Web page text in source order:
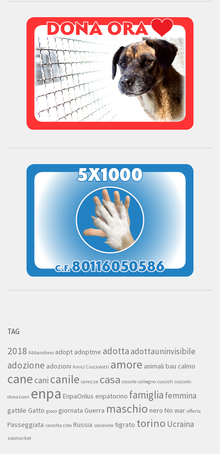
TAG
2018 Abbandono adopt adoptme adottaadottauninvisibile
adozione adozioni Amici Cucciolotti amore animali bau calmo
canecani canile carezze casa coccole collegno cuccioli cucciolo
donazioni enpa EnpaOnlus enpatorino famiglia femmina
gattile Gatto gioco giornata Guerra maschio nero No war offerta
Passeggiata raccolta cibo Russia socievole tigrato torino Ucraina
zoomarket